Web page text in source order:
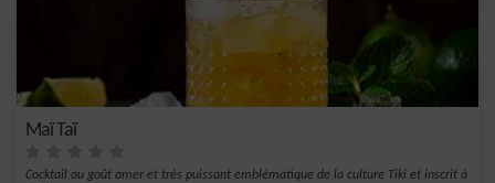
Maï Taï
Cocktail au goût amer et très puissant emblématique de la culture Tiki et inscrit à